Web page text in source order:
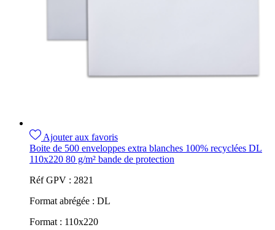
Ajouter aux favoris
Boite de 500 enveloppes extra blanches 100% recyclées DL
110x220 80 g/m² bande de protection
Réf GPV : 2821
Format abrégée : DL
Format : 110x220